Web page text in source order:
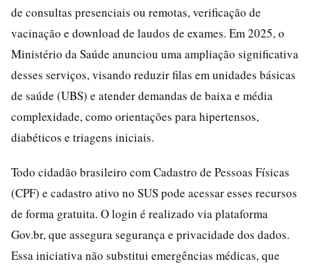
de consultas presenciais ou remotas, verificação de
vacinação e download de laudos de exames. Em 2025, o
Ministério da Saúde anunciou uma ampliação significativa
desses serviços, visando reduzir filas em unidades básicas
de saúde (UBS) e atender demandas de baixa e média
complexidade, como orientações para hipertensos,
diabéticos e triagens iniciais.
Todo cidadão brasileiro com Cadastro de Pessoas Físicas
(CPF) e cadastro ativo no SUS pode acessar esses recursos
de forma gratuita. O login é realizado via plataforma
Gov.br, que assegura segurança e privacidade dos dados.
Essa iniciativa não substitui emergências médicas, que